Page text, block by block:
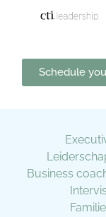
Schedule
Business